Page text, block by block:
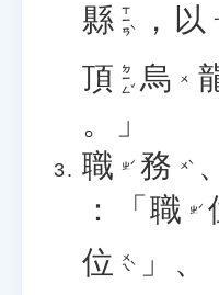
縣 ㄒㄧㄢˋ ， 以
頂 ㄉㄧㄥˇ 烏 ㄨ
。」
職
ㄓˊ 務 ㄨˋ 、
：「 職 ㄓˊ
位 ㄨㄟˋ 」、